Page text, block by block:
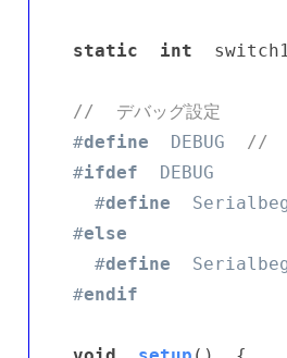
static int
//  デバッグ設定
#define
  DEBUG
//
#ifdef
  DEBUG
#define
#else
#define
#endif